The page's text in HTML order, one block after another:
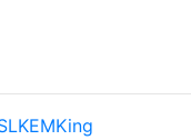
KEMKing